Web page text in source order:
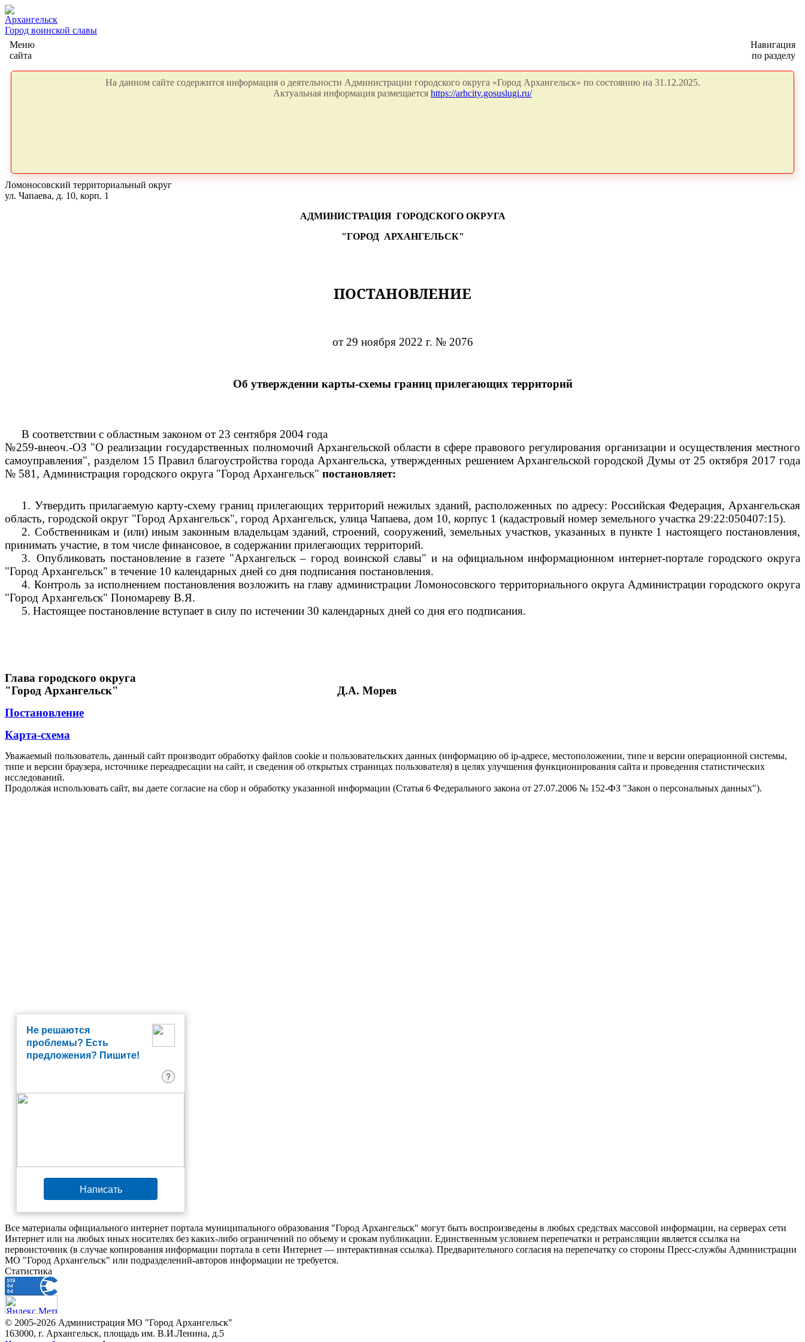
Архангельск
Город воинской славы
Меню
сайта
Навигация
по разделу
На данном сайте содержится информация о деятельности Администрации городского округа «Город Архангельск» по состоянию на 31.12.2025.
Актуальная информация размещается https://arhcity.gosuslugi.ru/
Ломоносовский территориальный округ
ул. Чапаева, д. 10, корп. 1
АДМИНИСТРАЦИЯ ГОРОДСКОГО ОКРУГА
"ГОРОД АРХАНГЕЛЬСК"
ПОСТАНОВЛЕНИЕ
от 29 ноября 2022 г. № 2076
Об утверждении карты-схемы границ прилегающих территорий
В соответствии с областным законом от 23 сентября 2004 года
№259-внеоч.-ОЗ "О реализации государственных полномочий Архангельской области в сфере правового регулирования организации и осуществления местного
самоуправления", разделом 15 Правил благоустройства города Архангельска, утвержденных решением Архангельской городской Думы от 25 октября 2017 года
№ 581, Администрация городского округа "Город Архангельск" постановляет:
1. Утвердить прилагаемую карту-схему границ прилегающих территорий нежилых зданий, расположенных по адресу: Российская Федерация, Архангельская
область, городской округ "Город Архангельск", город Архангельск, улица Чапаева, дом 10, корпус 1 (кадастровый номер земельного участка 29:22:050407:15).
2. Собственникам и (или) иным законным владельцам зданий, строений, сооружений, земельных участков, указанных в пункте 1 настоящего постановления,
принимать участие, в том числе финансовое, в содержании прилегающих территорий.
3. Опубликовать постановление в газете "Архангельск – город воинской славы" и на официальном информационном интернет-портале городского округа
"Город Архангельск" в течение 10 календарных дней со дня подписания постановления.
4. Контроль за исполнением постановления возложить на главу администрации Ломоносовского территориального округа Администрации городского округа
"Город Архангельск" Пономареву В.Я.
5. Настоящее постановление вступает в силу по истечении 30 календарных дней со дня его подписания.
Глава городского округа
"Город Архангельск"
Д.А. Морев
Постановление
Карта-схема
Уважаемый пользователь, данный сайт производит обработку файлов cookie и пользовательских данных (информацию об ip-адресе, местоположении, типе и версии операционной системы,
типе и версии браузера, источнике переадресации на сайт, и сведения об открытых страницах пользователя) в целях улучшения функционирования сайта и проведения статистических
исследований.
Продолжая использовать сайт, вы даете согласие на сбор и обработку указанной информации (Статья 6 Федерального закона от 27.07.2006 № 152-ФЗ "Закон о персональных данных").
Не решаются
проблемы? Есть
предложения? Пишите!
?
Написать
Все материалы официального интернет портала муниципального образования "Город Архангельск" могут быть воспроизведены в любых средствах массовой информации, на серверах сети
Интернет или на любых иных носителях без каких-либо ограничений по объему и срокам публикации. Единственным условием перепечатки и ретрансляции является ссылка на
первоисточник (в случае копирования информации портала в сети Интернет — интерактивная ссылка). Предварительного согласия на перепечатку со стороны Пресс-службы Администрации
МО "Город Архангельск" или подразделений-авторов информации не требуется.
Статистика
© 2005-2026 Администрация МО "Город Архангельск"
163000, г. Архангельск, площадь им. В.И.Ленина, д.5